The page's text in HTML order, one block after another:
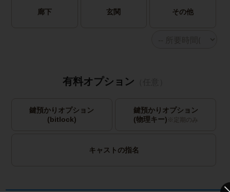
廊下 玄関 その他
有料オプション
鍵預かりオプション
(bitlock)
鍵預かりオプション
(物理キー) ※定期のみ
キャストの指名